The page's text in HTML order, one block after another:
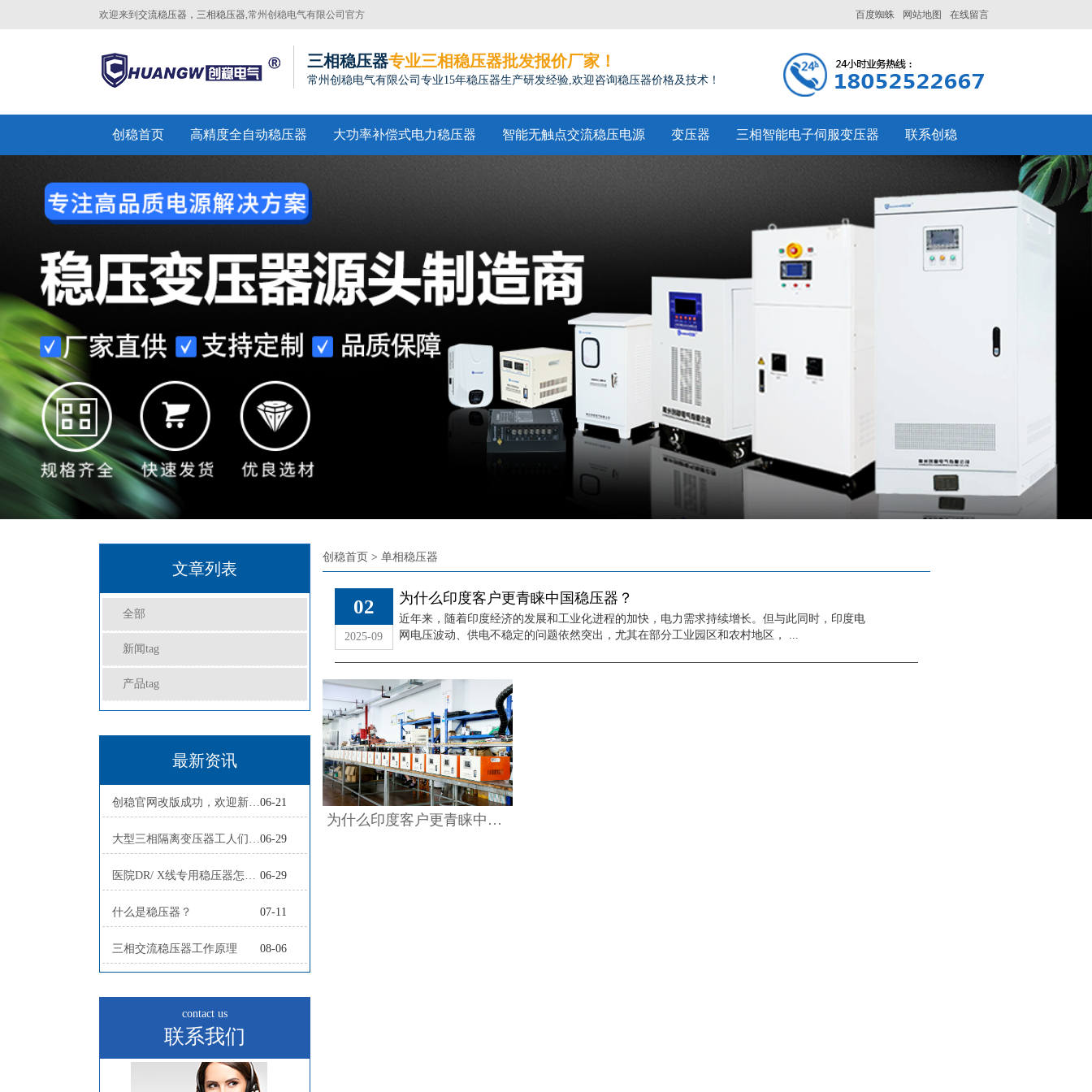
欢迎来到 交流稳压器，三相稳压器,常州创稳电气有限公司官方 在线留言
网站地图
百度蜘蛛
三相稳压器专业三相稳压器批发报价厂家！
常州创稳电气有限公司专业15年稳压器生产研发经验,欢迎咨询稳压器价格及技术！
创稳首页 高精度全自动稳压器 大功率补偿式电力稳压器 智能无触点交流稳压电源 变压器 三相智能电子伺服变压器 联系创稳
文章列表
全部
新闻tag
产品tag
最新资讯
创稳官网改版成功，欢迎新老客户06-21
大型三相隔离变压器工人们正在赶制06-29
医院DR/ X线专用稳压器怎么配？ 06-29
什么是稳压器？ 07-11
三相交流稳压器工作原理 08-06
contact us
联系我们
创稳首页 > 单相稳压器
02
2025-09
为什么印度客户更青睐中国稳压器？
近年来，随着印度经济的发展和工业化进程的加快，电力需求持续增长。但与此同时，印度电
网电压波动、供电不稳定的问题依然突出，尤其在部分工业园区和农村地区， ...
为什么印度客户更青睐中国稳压器？
国稳压器？